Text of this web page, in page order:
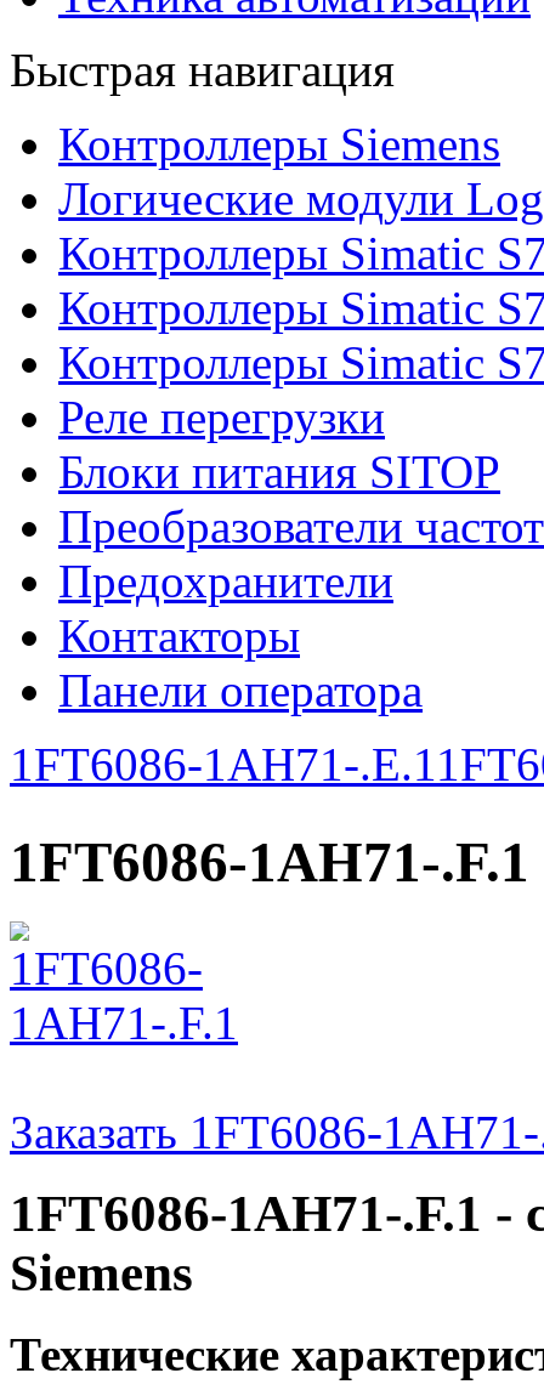
Быстрая навигация
Контроллеры Siemens
Логические модули
Контроллеры Simatic
Контроллеры Simatic
Контроллеры Simatic
Реле перегрузки
Блоки питания SITOP
Преобразователи
Предохранители
Контакторы
Панели оператора
1FT6086-1AH71-.E.1
1FT6086-1AH71-.F.1
Заказать 1FT6086-
1FT6086-1AH71-.F.1 -
Siemens
Технические